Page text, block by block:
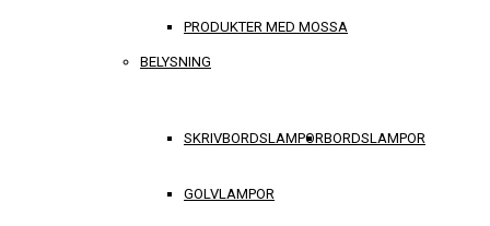
PRODUKTER MED MOSSA
BELYSNING
SKRIVBORDSLAMPORBORDSLAMPOR
GOLVLAMPOR